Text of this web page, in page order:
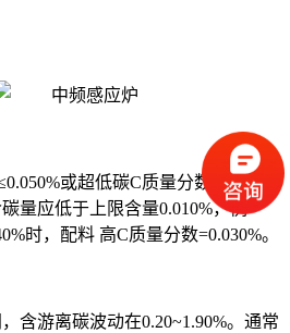
0.050%或超低碳C质量分数≤
0.030%
量应低于上限含量0.010%，例
时，配料 高C质量分数=0.030%。
含游离碳波动在0.20~1.90%。通常